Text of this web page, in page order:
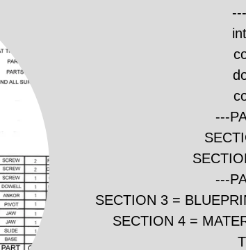
---
---
SECTION 3 =
SECTION 4 =